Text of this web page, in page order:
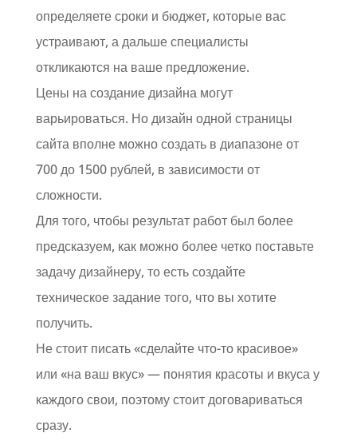
определяете сроки и бюджет, которые вас
устраивают, а дальше специалисты
откликаются на ваше предложение.
Цены на создание дизайна могут
варьироваться. Но дизайн одной страницы
сайта вполне можно создать в диапазоне от
700 до 1500 рублей, в зависимости от
сложности.
Для того, чтобы результат работ был более
предсказуем, как можно более четко поставьте
задачу дизайнеру, то есть создайте
техническое задание того, что вы хотите
получить.
Не стоит писать «сделайте что-то красивое»
или «на ваш вкус» — понятия красоты и вкуса у
каждого свои, поэтому стоит договариваться
сразу.